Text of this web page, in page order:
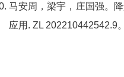
马安周，梁宇，庄国强。
应用. ZL 202210442542.9。